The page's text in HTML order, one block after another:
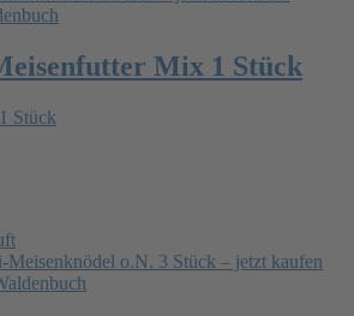
Mix 1 Stück
Stück